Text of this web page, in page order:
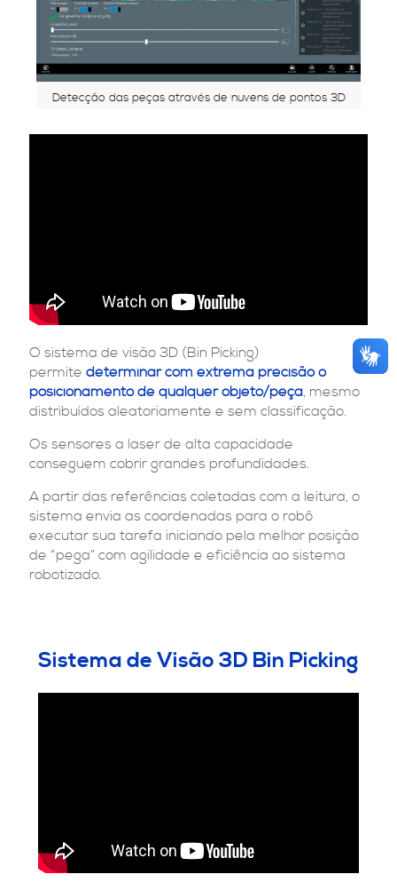
Detecção das peças através de nuvens de pontos 3D
O sistema de visão 3D (Bin Picking)
permite determinar com extrema precisão o
posicionamento de qualquer objeto/peça, mesmo
distribuídos aleatoriamente e sem classificação.
Os sensores a laser de alta capacidade
conseguem cobrir grandes profundidades.
A partir das referências coletadas com a leitura, o
sistema envia as coordenadas para o robô
executar sua tarefa iniciando pela melhor posição
de “pega” com agilidade e eficiência ao sistema
robotizado.
Sistema de Visão 3D Bin Picking